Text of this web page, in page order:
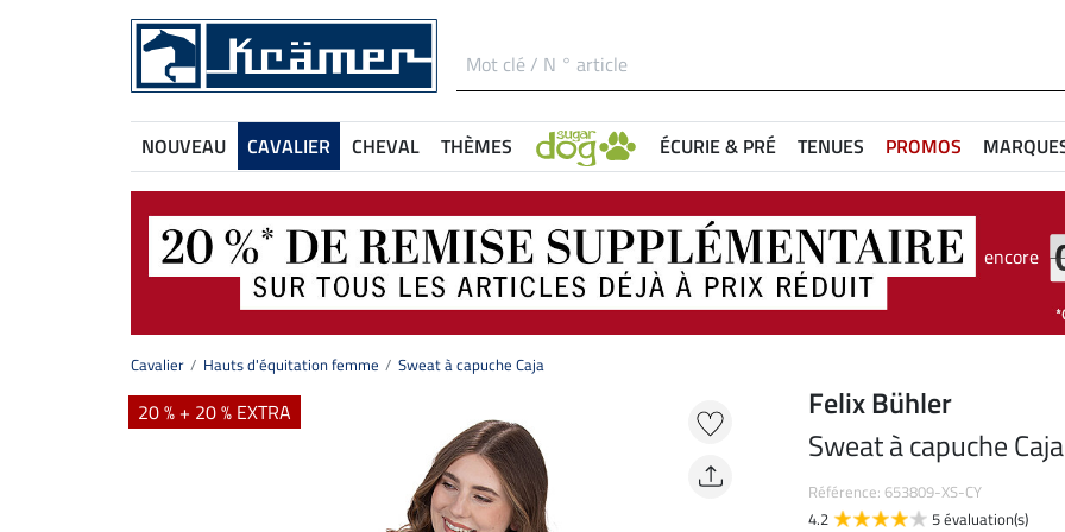
NOUVEAU CAVALIER CHEVAL THÈMES ÉCURIE & PRÉ TENUES PROMOS
encore
Cavalier Hauts d'équitation femme Sweat à capuche Caja
20 % + 20 % EXTRA
Felix Bühler
Sweat à capuche Caja
Référence: 653809-XS-CY
4.2
5 évaluation(s)